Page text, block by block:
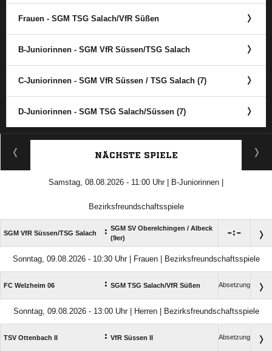
Frauen - SGM TSG Salach/​VfR Süßen
B-Juniorinnen - SGM VfR Süssen/​TSG Salach
C-Juniorinnen - SGM VfR Süssen /​ TSG Salach (7)
D-Juniorinnen - SGM TSG Salach/​Süssen (7)
ANZEIGE
NÄCHSTE SPIELE
Samstag, 08.08.2026 - 11:00 Uhr | B-Juniorinnen |
Bezirksfreundschaftsspiele
SGM VfR Süssen/​TSG Salach : SGM SV Oberelchingen /​ Albeck
(9er)
:
Sonntag, 09.08.2026 - 10:30 Uhr | Frauen | Bezirksfreundschaftsspiele
FC Welzheim 06 : SGM TSG Salach/​VfR Süßen Absetzung
Sonntag, 09.08.2026 - 13:00 Uhr | Herren | Bezirksfreundschaftsspiele
TSV Ottenbach II : VfR Süssen II Absetzung